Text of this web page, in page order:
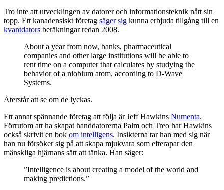
Tro inte att utvecklingen av datorer och informationsteknik nått sin
topp. Ett kanadensiskt företag säger sig kunna erbjuda tillgång till en
kvantdators beräkningar redan 2008.
About a year from now, banks, pharmaceutical
companies and other large institutions will be able to
rent time on a computer that calculates by studying the
behavior of a niobium atom, according to D-Wave
Systems.
Återstår att se om de lyckas.
Ett annat spännande företag att följa är Jeff Hawkins Numenta.
Förrutom att ha skapat handdatorerna Palm och Treo har Hawkins
också skrivit en bok om intelligens. Insikterna tar han med sig när
han nu försöker sig på att skapa mjukvara som efterapar den
mänskliga hjärnans sätt att tänka. Han säger:
”Intelligence is about creating a model of the world and
making predictions.”